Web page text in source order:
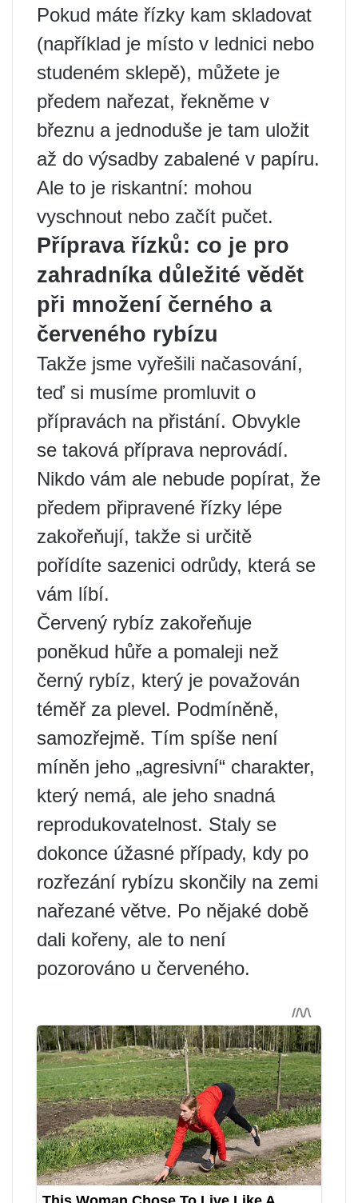
Pokud máte řízky kam skladovat
(například je místo v lednici nebo
studeném sklepě), můžete je
předem nařezat, řekněme v
březnu a jednoduše je tam uložit
až do výsadby zabalené v papíru.
Ale to je riskantní: mohou
vyschnout nebo začít pučet.
Příprava řízků: co je pro
zahradníka důležité vědět
při množení černého a
červeného rybízu
Takže jsme vyřešili načasování,
teď si musíme promluvit o
přípravách na přistání. Obvykle
se taková příprava neprovádí.
Nikdo vám ale nebude popírat, že
předem připravené řízky lépe
zakořeňují, takže si určitě
pořídíte sazenici odrůdy, která se
vám líbí.
Červený rybíz zakořeňuje
poněkud hůře a pomaleji než
černý rybíz, který je považován
téměř za plevel. Podmíněně,
samozřejmě. Tím spíše není
míněn jeho „agresivní“ charakter,
který nemá, ale jeho snadná
reprodukovatelnost. Staly se
dokonce úžasné případy, kdy po
rozřezání rybízu skončily na zemi
nařezané větve. Po nějaké době
dali kořeny, ale to není
pozorováno u červeného.